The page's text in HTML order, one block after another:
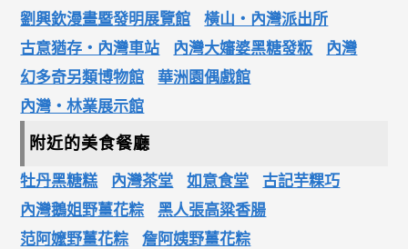
劉興欽漫畫暨發明展覽館
橫山‧內灣派出所
古意猶存‧內灣車站
內灣大嬸婆黑糖發粄
內灣
幻多奇另類博物館
華洲園偶戲館
內灣‧林業展示館
附近的美食餐廳
牡丹黑糖糕 內灣茶堂 如意食堂
古記芋粿巧
內灣鵝姐野薑花粽
黑人張高粱香腸
范阿嬤野薑花粽
詹阿姨野薑花粽